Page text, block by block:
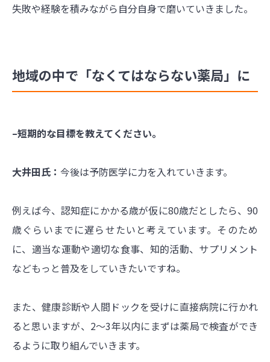
失敗や経験を積みながら自分自身で磨いていきました。
地域の中で「なくてはならない薬局」に
–短期的な目標を教えてください。
大井田氏： 今後は予防医学に力を入れていきます。
例えば今、認知症にかかる歳が仮に80歳だとしたら、90
歳ぐらいまでに遅らせたいと考えています。そのため
に、適当な運動や適切な食事、知的活動、サプリメント
などもっと普及をしていきたいですね。
また、健康診断や人間ドックを受けに直接病院に行かれ
ると思いますが、2～3年以内にまずは薬局で検査ができ
るように取り組んでいきます。